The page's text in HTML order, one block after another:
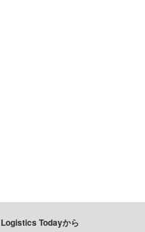
Logistics Todayから